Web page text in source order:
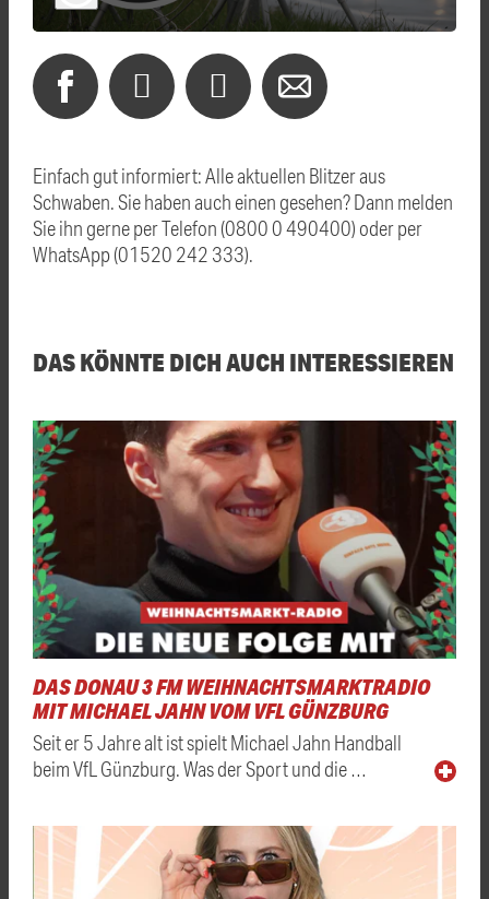
Einfach gut informiert: Alle aktuellen Blitzer aus
Schwaben. Sie haben auch einen gesehen? Dann melden
Sie ihn gerne per Telefon (0800 0 490400) oder per
WhatsApp (01520 242 333).
DAS KÖNNTE DICH AUCH INTERESSIEREN
DAS DONAU 3 FM WEIHNACHTSMARKTRADIO
MIT MICHAEL JAHN VOM VFL GÜNZBURG
Seit er 5 Jahre alt ist spielt Michael Jahn Handball
beim VfL Günzburg. Was der Sport und die …